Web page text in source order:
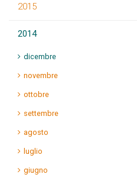
2015
2014
dicembre
novembre
ottobre
settembre
agosto
luglio
giugno